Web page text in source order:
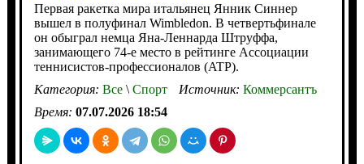
Первая ракетка мира итальянец Янник Синнер
вышел в полуфинал Wimbledon. В четвертьфинале
он обыграл немца Яна-Леннарда Штруффа,
занимающего 74-е место в рейтинге Ассоциации
теннисистов-профессионалов (ATP).
Категория: Все\Спорт Источник: Коммерсантъ
Время: 07.07.2026 18:54